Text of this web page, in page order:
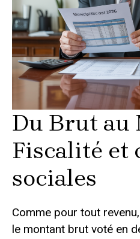
Du Brut au
Fiscalité et
sociales
Comme pour tout
le montant brut voté en